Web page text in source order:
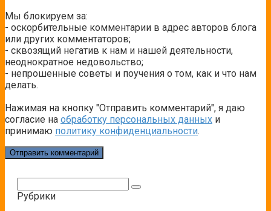
Мы блокируем за:
- оскорбительные комментарии в адрес авторов блога
или других комментаторов;
- сквозящий негатив к нам и нашей деятельности,
неоднократное недовольство;
- непрошенные советы и поучения о том, как и что нам
делать.
Нажимая на кнопку "Отправить комментарий", я даю
согласие на обработку персональных данных и
принимаю политику конфиденциальности.
Рубрики